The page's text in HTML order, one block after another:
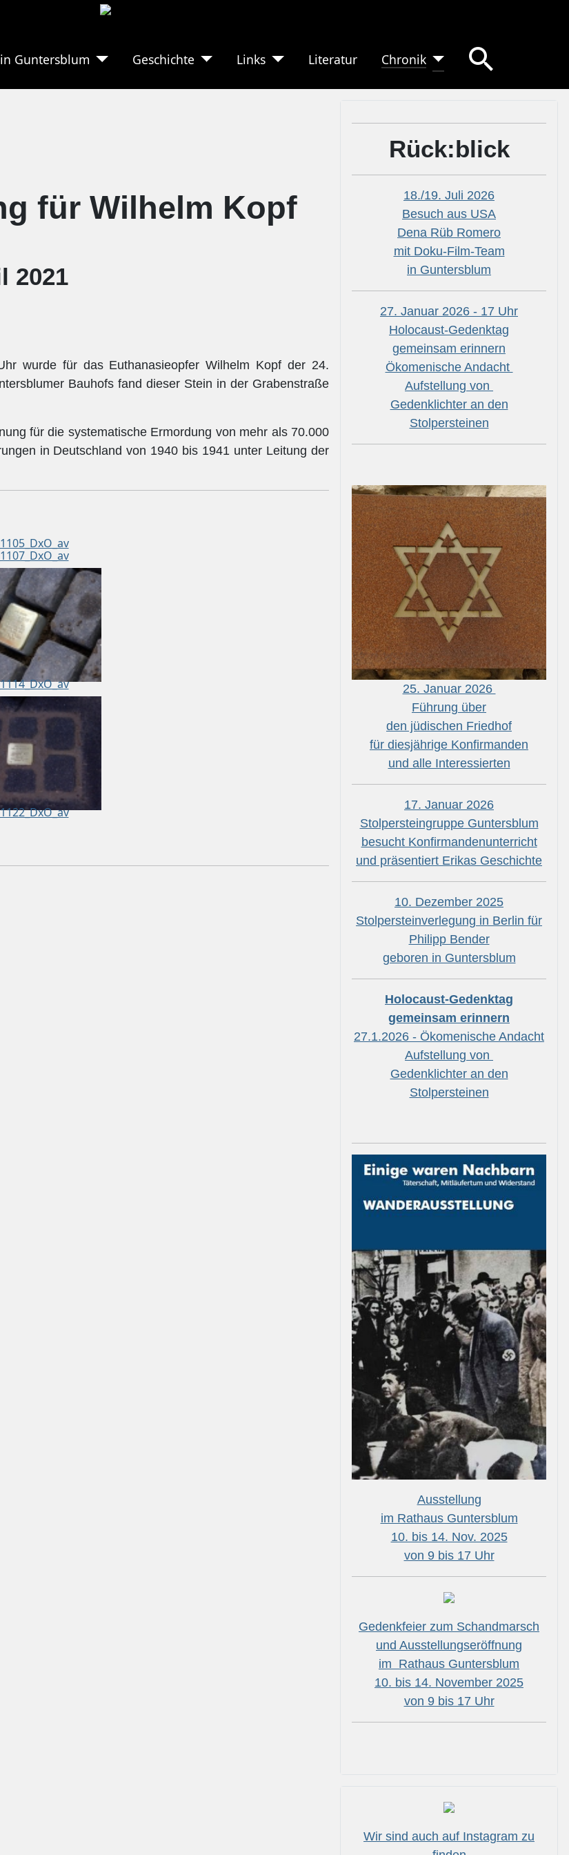
Guntersblum Geschichte Links Literatur Chronik
für Wilhelm Kopf
2021
wurde für das Euthanasieopfer Wilhelm Kopf der 24.
Bauhofs fand dieser Stein in der Grabenstraße
für die systematische Ermordung von mehr als 70.000
in Deutschland von 1940 bis 1941 unter Leitung der
Rück:blick
18./19. Juli 2026
Besuch aus USA
Dena Rüb Romero
mit Doku-Film-Team
in Guntersblum
27. Januar 2026 - 17 Uhr
Holocaust-Gedenktag
gemeinsam erinnern
Ökomenische Andacht
Aufstellung von
Gedenklichter an den
Stolpersteinen
25. Januar 2026
Führung über
den jüdischen Friedhof
für diesjährige Konfirmanden
und alle Interessierten
17. Januar 2026
Stolpersteingruppe Guntersblum
besucht Konfirmandenunterricht
und präsentiert Erikas Geschichte
10. Dezember 2025
Stolpersteinverlegung in Berlin für
Philipp Bender
geboren in Guntersblum
Holocaust-Gedenktag
gemeinsam erinnern
27.1.2026 - Ökomenische Andacht
Aufstellung von
Gedenklichter an den
Stolpersteinen
Ausstellung
im Rathaus Guntersblum
10. bis 14. Nov. 2025
von 9 bis 17 Uhr
Gedenkfeier zum Schandmarsch
und Ausstellungseröffnung
im Rathaus Guntersblum
10. bis 14. November 2025
von 9 bis 17 Uhr
Wir sind auch auf Instagram zu